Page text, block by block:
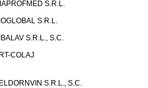
S.R.L.
S.R.L.
S.R.L., S.C.
COLAJ
S.R.L., S.C.